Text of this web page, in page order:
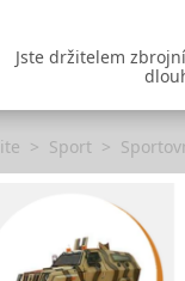
Jste držitelem
Sport